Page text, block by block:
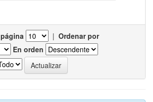
| Ordenar por
En orden